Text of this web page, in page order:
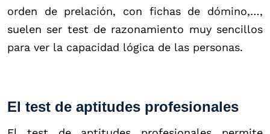
orden de prelación, con fichas de dómino,…,
suelen ser test de razonamiento muy sencillos
para ver la capacidad lógica de las personas.
El test de aptitudes profesionales